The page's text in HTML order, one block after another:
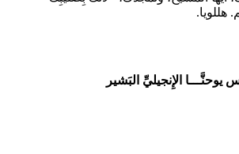
هللويا.
الإِنجيليِّ البَشير